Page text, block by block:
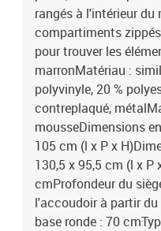
rangés à l'intérieur du
compartiments
pour trouver les
marronMatériau :
polyvinyle, 20 %
contreplaqué,
mousseDimensions
105 cm (l x P x
130,5 x 95,5 cm (l x P
cmProfondeur du
l'accoudoir à partir
base ronde : 70